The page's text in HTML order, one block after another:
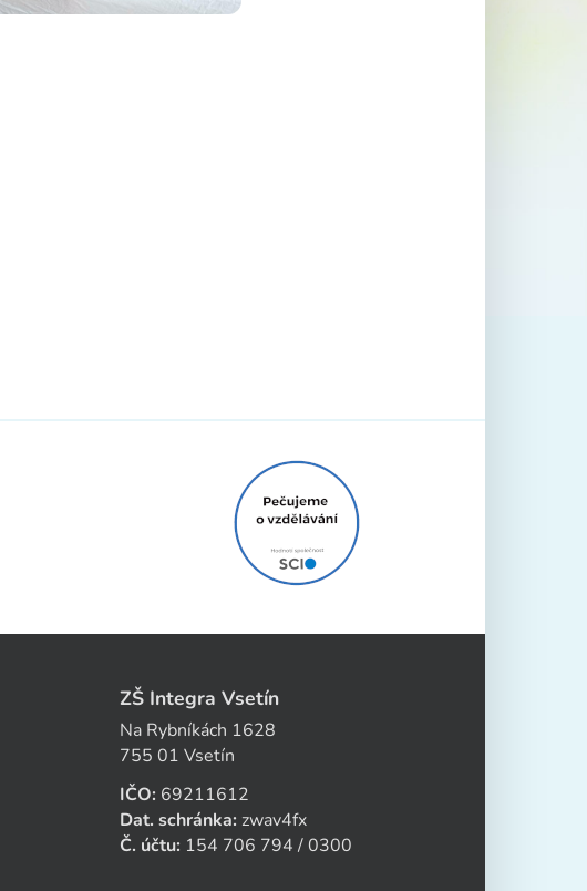
ZŠ Integra Vsetín
Na Rybníkách 1628
755 01 Vsetín
IČO: 69211612
Dat. schránka: zwav4fx
Č. účtu: 154 706 794 / 0300